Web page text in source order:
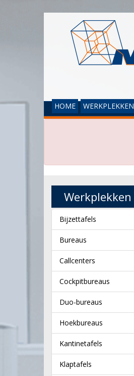
HOME WERKPLEKKEN
Werkplekken
Bijzettafels
Bureaus
Callcenters
Cockpitbureaus
Duo-bureaus
Hoekbureaus
Kantinetafels
Klaptafels